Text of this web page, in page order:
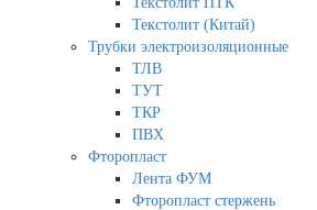
Текстолит (Китай)
Трубки электроизоляционные
ТЛВ
ТУТ
ТКР
ПВХ
Фторопласт
Лента ФУМ
Фторопласт стержень